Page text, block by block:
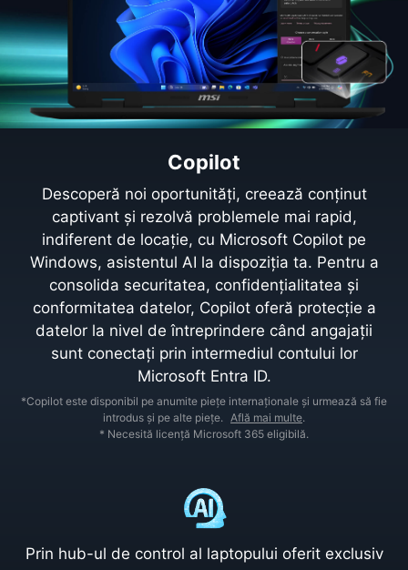
Copilot
Descoperă noi oportunități, creează conținut
captivant și rezolvă problemele mai rapid,
indiferent de locație, cu Microsoft Copilot pe
Windows, asistentul AI la dispoziția ta. Pentru a
consolida securitatea, confidențialitatea și
conformitatea datelor, Copilot oferă protecție a
datelor la nivel de întreprindere când angajații
sunt conectați prin intermediul contului lor
Microsoft Entra ID.
*Copilot este disponibil pe anumite piețe internaționale și urmează să fie
introdus și pe alte piețe. Află mai multe.
* Necesită licență Microsoft 365 eligibilă.
Prin hub-ul de control al laptopului oferit exclusiv